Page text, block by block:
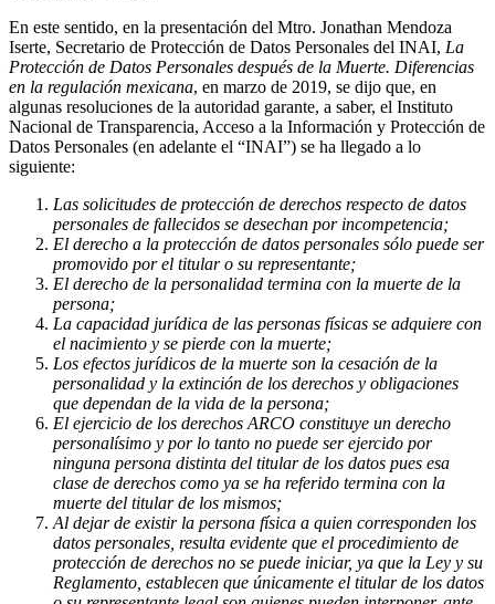
En este sentido, en la presentación del Mtro. Jonathan Mendoza
Iserte, Secretario de Protección de Datos Personales del INAI, La
Protección de Datos Personales después de la Muerte. Diferencias
en la regulación mexicana, en marzo de 2019, se dijo que, en
algunas resoluciones de la autoridad garante, a saber, el Instituto
Nacional de Transparencia, Acceso a la Información y Protección de
Datos Personales (en adelante el “INAI”) se ha llegado a lo
siguiente:
Las solicitudes de protección de derechos respecto de datos
personales de fallecidos se desechan por incompetencia;
El derecho a la protección de datos personales sólo puede ser
promovido por el titular o su representante;
El derecho de la personalidad termina con la muerte de la
persona;
La capacidad jurídica de las personas físicas se adquiere con
el nacimiento y se pierde con la muerte;
Los efectos jurídicos de la muerte son la cesación de la
personalidad y la extinción de los derechos y obligaciones
que dependan de la vida de la persona;
El ejercicio de los derechos ARCO constituye un derecho
personalísimo y por lo tanto no puede ser ejercido por
ninguna persona distinta del titular de los datos pues esa
clase de derechos como ya se ha referido termina con la
muerte del titular de los mismos;
Al dejar de existir la persona física a quien corresponden los
datos personales, resulta evidente que el procedimiento de
protección de derechos no se puede iniciar, ya que la Ley y su
Reglamento, establecen que únicamente el titular de los datos